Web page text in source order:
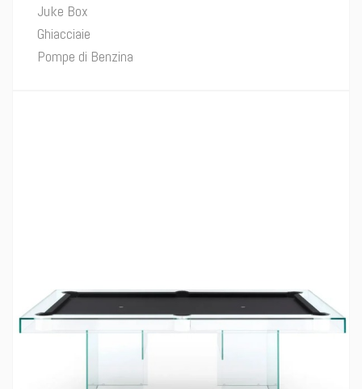
Juke Box
Ghiacciaie
Pompe di Benzina